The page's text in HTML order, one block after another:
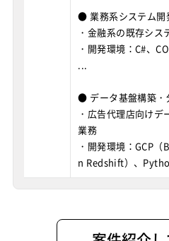
● 業務系システム開
・金融系の既存シ
・開発環境：C#、
...
● データ基盤構築・
・広告代理店向け
業務
・開発環境：GCP
n Redshift）、